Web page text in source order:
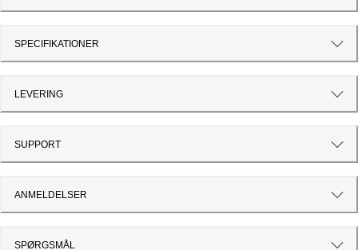
SPECIFIKATIONER
LEVERING
SUPPORT
ANMELDELSER
SPØRGSMÅL